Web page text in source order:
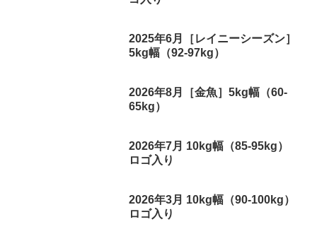
2025年6月［レイニーシーズン］
5kg幅（92-97kg）
2026年8月［金魚］5kg幅（60-
65kg）
2026年7月 10kg幅（85-95kg）
ロゴ入り
2026年3月 10kg幅（90-100kg）
ロゴ入り